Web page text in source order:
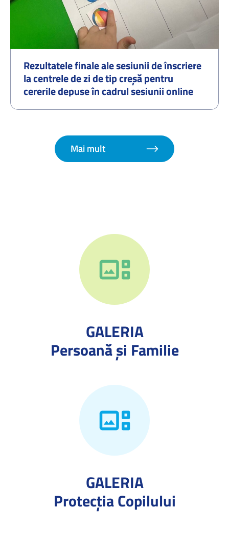
Rezultatele finale ale sesiunii de înscriere
la centrele de zi de tip creșă pentru
cererile depuse în cadrul sesiunii online
septembrie 2026
Mai mult
GALERIA
Persoană și Familie
GALERIA
Protecţia Copilului